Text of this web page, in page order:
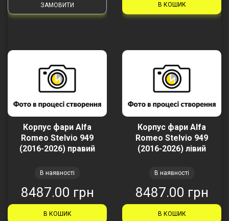
ЗАМОВИТИ В КОШИК
Корпус фари Alfa
Romeo Stelvio 949
(2016-2026) правий
В наявності
8487.00 грн
В КОШИК
Корпус фари Alfa
Romeo Stelvio 949
(2016-2026) лівий
В наявності
8487.00 грн
В КОШИК